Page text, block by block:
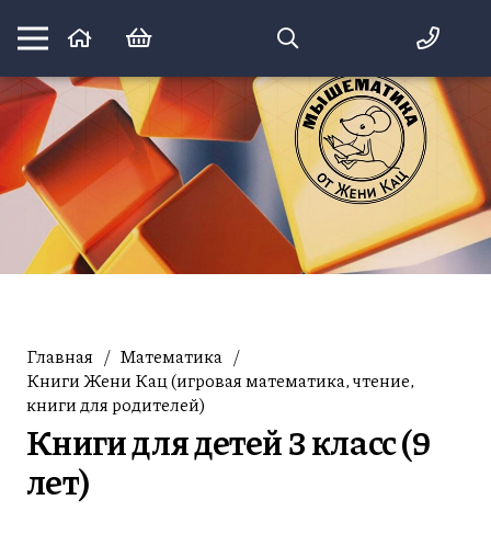
Математика вприпрыжку:
идеи и игры для детей и их родителей
Главная / Математика /
Книги Жени Кац (игровая математика, чтение,
книги для родителей)
Книги для детей 3 класс (9
лет)